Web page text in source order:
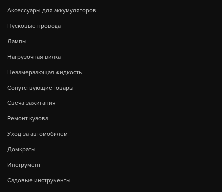
Аксессуары для аккумуляторов
Пусковые провода
Лампы
Нагрузочная вилка
Незамерзающая жидкость
Сопутствующие товары
Свеча зажигания
Ремонт кузова
Уход за автомобилем
Домкраты
Инструмент
Садовые инструменты